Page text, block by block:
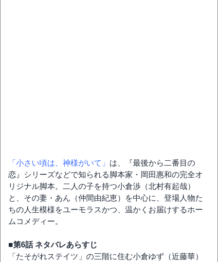
「小さい頃は、神様がいて」 は、『最後から二番目の
恋』シリーズなどで知られる脚本家・岡田惠和の完全オ
リジナル脚本。二人の子を持つ小倉渉（北村有起哉）
と、その妻・あん（仲間由紀恵）を中心に、登場人物た
ちの人生模様をユーモラスかつ、温かくお届けするホー
ムコメディー。
■第6話 ネタバレあらすじ
「たそがれステイツ」の三階に住む小倉ゆず（近藤華）